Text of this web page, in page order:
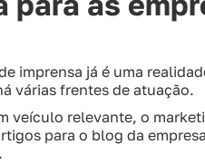
imprensa já é uma
várias frentes de atuação.
veículo relevante, o
para o blog da